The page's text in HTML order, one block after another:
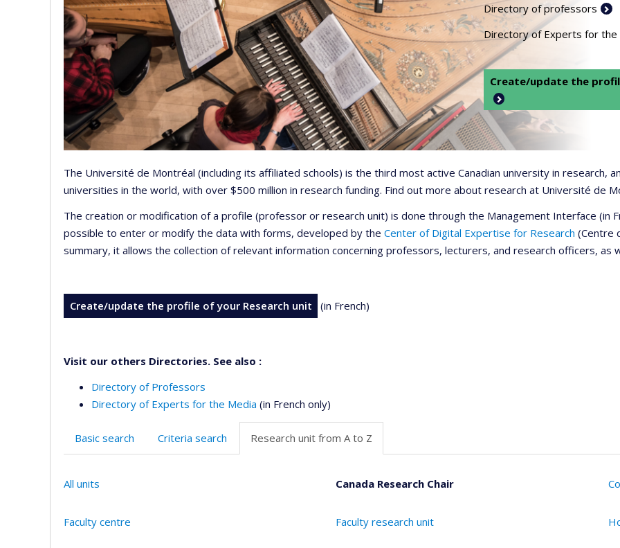
Directory of professors
Directory of Experts for the
Create/update the
The Université de Montréal (including its affiliated schools) is the third most active Canadian university in research,
universities in the world, with over $500 million in research funding. Find out more about research at Université de
The creation or modification of a profile (professor or research unit) is done through the Management Interface (in
possible to enter or modify the data with forms, developed by the Center of Digital Expertise for Research (Centre
summary, it allows the collection of relevant information concerning professors, lecturers, and research officers, as
Create/update the profile of your Research unit (in French)
Visit our others Directories. See also :
Directory of Professors
Directory of Experts for the Media (in French only)
Basic search Criteria search Research unit from A to Z
All units Canada Research Chair
Faculty centre Faculty research unit